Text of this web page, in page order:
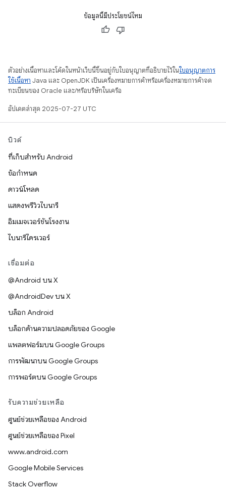
ข้อมูลนี้มีประโยชน์ไหม
ตัวอย่างเนื้อหาและโค้ดในหน้าเว็บนี้ขึ้นอยู่กับใบอนุญาตที่อธิบายไว้ในใบอนุญาตการ
ใช้เนื้อหา Java และ OpenJDK เป็นเครื่องหมายการค้าหรือเครื่องหมายการค้าจด
ทะเบียนของ Oracle และ/หรือบริษัทในเครือ
อัปเดตล่าสุด 2025-07-27 UTC
บิวด์
ที่เก็บสำหรับ Android
ข้อกำหนด
ดาวน์โหลด
แสดงพรีวิวไบนารี
อิมเมจเวอร์ชันโรงงาน
ไบนารีไดรเวอร์
เชื่อมต่อ
@Android บน X
@AndroidDev บน X
บล็อก Android
บล็อกด้านความปลอดภัยของ Google
แพลตฟอร์มบน Google Groups
การพัฒนาบน Google Groups
การพอร์ตบน Google Groups
รับความช่วยเหลือ
ศูนย์ช่วยเหลือของ Android
ศูนย์ช่วยเหลือของ Pixel
www.android.com
Google Mobile Services
Stack Overflow